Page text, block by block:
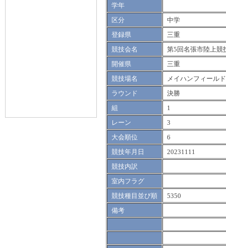
学年
区分
中学
登録県
三重
競技会名
第5回名張市陸上競
開催県
三重
競技場名
メイハンフィールド
ラウンド
決勝
組
1
レーン
3
大会順位
6
競技年月日
20231111
競技内訳
室内フラグ
競技種目並び順
5350
備考